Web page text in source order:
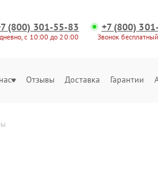
(800) 301-55-83
с 10:00 до 20:00
+7 (800)
Звонок
Отзывы Доставка Гарантии